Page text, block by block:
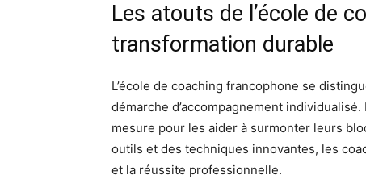
Les atouts de l’école de
transformation durable
L’école de coaching francophone se
démarche d’accompagnement
mesure pour les aider à surmonter leurs
outils et des techniques innovantes, les
et la réussite professionnelle.